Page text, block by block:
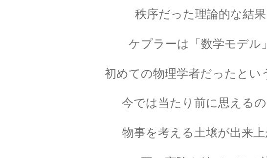
【熱と仕事の変換｜エネルギーの概念の確立に
K・シュヴァルツシルト
‗【相対性理論から 重力場を記述したドイツ人｜シュヴァルツシルト
L・オイラー
秩序だった理論的な結
ケプラーは「数学モデル
初めての物理学者だったとい
今では当たり前に思える
物事を考える土壌が出来